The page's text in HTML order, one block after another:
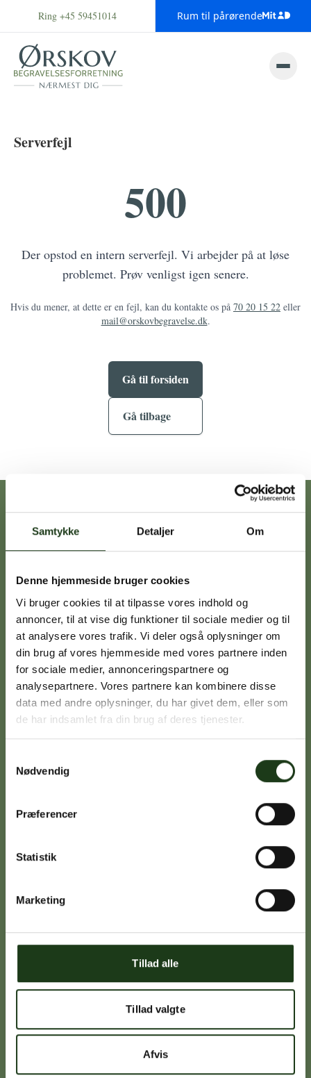
Samtykke Detaljer Om
Denne hjemmeside bruger cookies
Vi bruger cookies til at tilpasse vores indhold og
annoncer, til at vise dig funktioner til sociale medier og til
at analysere vores trafik. Vi deler også oplysninger om
din brug af vores hjemmeside med vores partnere inden
for sociale medier, annonceringspartnere og
analysepartnere. Vores partnere kan kombinere disse
data med andre oplysninger, du har givet dem, eller som
de har indsamlet fra din brug af deres tjenester.
Nødvendig
Præferencer
Statistik
Marketing
Tillad alle
Tillad valgte
Afvis
Ring +45 59451014 Rum til pårørende
Serverfejl
500
Der opstod en intern serverfejl. Vi arbejder på at løse
problemet. Prøv venligst igen senere.
Hvis du mener, at dette er en fejl, kan du kontakte os på 70 20 15 22 eller
mail@orskovbegravelse.dk.
Gå til forsiden
Gå tilbage
Vores afdelinger
Holbæk
59 45 10 14
Signe Vinding
Nykøbing Sj.
59 91 99 77
Michael Ørskov
Holbæk